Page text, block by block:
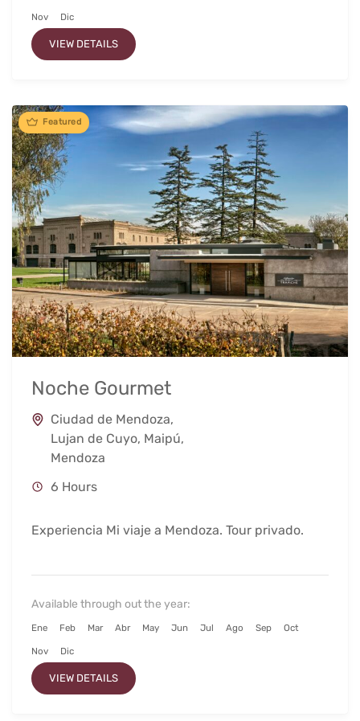
Nov Dic
VIEW DETAILS
Featured
Noche Gourmet
Ciudad de Mendoza,
Lujan de Cuyo, Maipú,
Mendoza
6 Hours
Experiencia Mi viaje a Mendoza. Tour privado.
Available through out the year:
Ene Feb Mar Abr May Jun Jul Ago Sep Oct
Nov Dic
VIEW DETAILS